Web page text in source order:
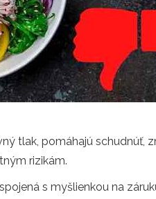
tlak, pomáhajú schudnúť,
rizikám.
s myšlienkou na